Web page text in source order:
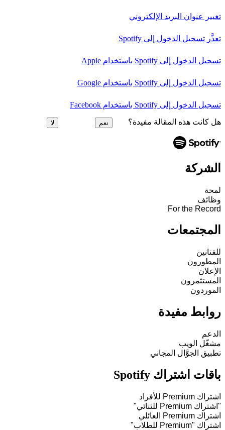
تغيير عنوان البريد الإلكتروني
تعذَّر تسجيل الدخول إلى Spotify
تسجيل الدخول إلى Spotify باستخدام Apple
تسجيل الدخول إلى Spotify باستخدام Google
تسجيل الدخول إلى Spotify باستخدام Facebook
هل كانت هذه المقالة مفيدة؟ نعم لا
الشركة
لمحة
وظائف
For the Record
المجتمعات
للفنانين
المطورون
الإعلان
المستثمرون
الموردون
روابط مفيدة
الدعم
مشغّل الويب
تطبيق الجوَّال المجاني
باقات اشتراك Spotify
اشتراك Premium للأفراد
"اشتراك Premium للثنائي"
اشتراك Premium العائلي
اشتراك "Premium للطلاب"